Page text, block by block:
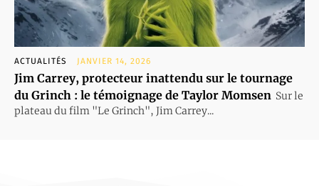
ACTUALITÉS JANVIER 14, 2026
Jim Carrey, protecteur inattendu sur le tournage
du Grinch : le témoignage de Taylor Momsen Sur le
plateau du film "Le Grinch", Jim Carrey...